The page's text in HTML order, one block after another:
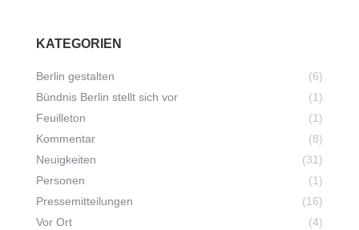
KATEGORIEN
Berlin gestalten
(6)
Bündnis Berlin stellt sich vor
(1)
Feuilleton
(1)
Kommentar
(8)
Neuigkeiten
(31)
Personen
(1)
Pressemitteilungen
(16)
Vor Ort
(4)